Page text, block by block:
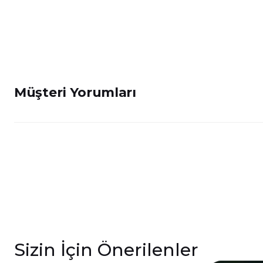
Müşteri Yorumları
Sizin İçin Önerilenler